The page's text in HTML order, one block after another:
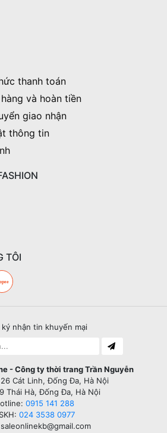
thanh toán
và hoàn tiền
giao nhận
thông tin
TÔI
ký nhận tin khuyến mại
- Công ty thời trang Trần Nguyễn
26 Cát Linh, Đống Đa, Hà Nội
Thái Hà, Đống Đa, Hà Nội
0915 141 288
024 3538 0977